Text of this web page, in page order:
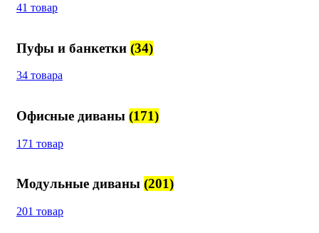
41 товар
Пуфы и банкетки (34)
34 товара
Офисные диваны (171)
171 товар
Модульные диваны (201)
201 товар